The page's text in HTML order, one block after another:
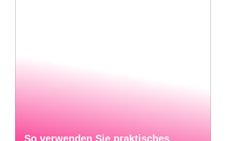
So verwenden Sie praktisches